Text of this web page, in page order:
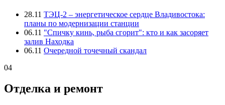
28.11 ТЭЦ-2 – энергетическое сердце Владивостока:
планы по модернизации станции
06.11 "Спичку кинь, рыба сгорит": кто и как засоряет
залив Находка
06.11 Очередной точечный скандал
04
Отделка и ремонт